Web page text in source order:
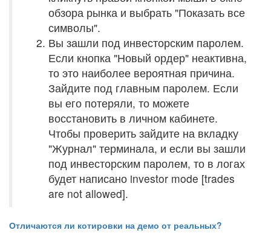
обзора рынка и выбрать "Показать все
символы".
Вы зашли под инвесторским паролем.
Если кнопка "Новый ордер" неактивна,
то это наиболее вероятная причина.
Зайдите под главным паролем. Если
вы его потеряли, то можете
восстановить в личном кабинете.
Чтобы проверить зайдите на вкладку
"Журнал" терминала, и если вы зашли
под инвесторским паролем, то в логах
будет написано investor mode [trades
are not allowed].
Отличаются ли котировки на демо от реальных?